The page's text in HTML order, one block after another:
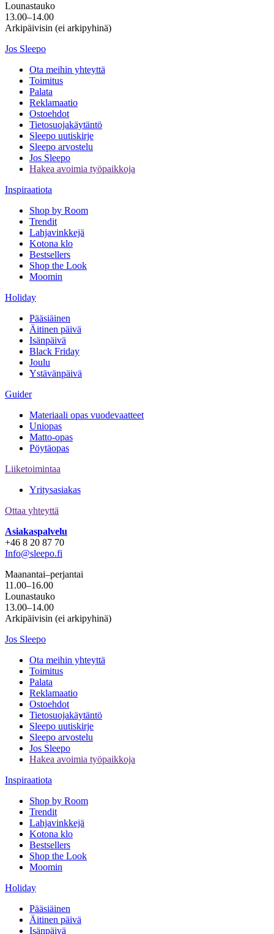
Lounastauko
13.00–14.00
Arkipäivisin (ei arkipyhinä)
Jos Sleepo
Ota meihin yhteyttä
Toimitus
Palata
Reklamaatio
Ostoehdot
Tietosuojakäytäntö
Sleepo uutiskirje
Sleepo arvostelu
Jos Sleepo
Hakea avoimia työpaikkoja
Inspiraatiota
Shop by Room
Trendit
Lahjavinkkejä
Kotona klo
Bestsellers
Shop the Look
Moomin
Holiday
Pääsiäinen
Äitinen päivä
Isänpäivä
Black Friday
Joulu
Ystävänpäivä
Guider
Materiaali opas vuodevaatteet
Uniopas
Matto-opas
Pöytäopas
Liiketoimintaa
Yritysasiakas
Ottaa yhteyttä
Asiakaspalvelu
+46 8 20 87 70
Info@sleepo.fi
Maanantai–perjantai
11.00–16.00
Lounastauko
13.00–14.00
Arkipäivisin (ei arkipyhinä)
Jos Sleepo
Ota meihin yhteyttä
Toimitus
Palata
Reklamaatio
Ostoehdot
Tietosuojakäytäntö
Sleepo uutiskirje
Sleepo arvostelu
Jos Sleepo
Hakea avoimia työpaikkoja
Inspiraatiota
Shop by Room
Trendit
Lahjavinkkejä
Kotona klo
Bestsellers
Shop the Look
Moomin
Holiday
Pääsiäinen
Äitinen päivä
Isänpäivä